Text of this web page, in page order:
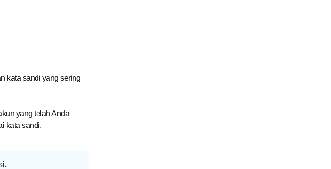
kata sandi yang sering
yang telah Anda
kata sandi.
.